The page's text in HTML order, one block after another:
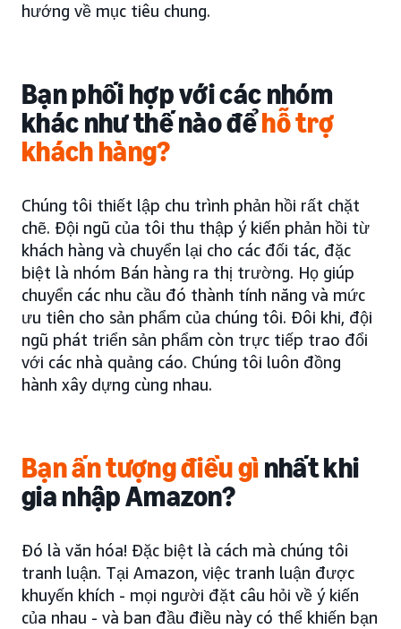
hướng về mục tiêu chung.
Bạn phối hợp với các nhóm
khác như thế nào đểhỗ trợ
khách hàng?
Chúng tôi thiết lập chu trình phản hồi rất chặt
chẽ. Đội ngũ của tôi thu thập ý kiến phản hồi từ
khách hàng và chuyển lại cho các đối tác, đặc
biệt là nhóm Bán hàng ra thị trường. Họ giúp
chuyển các nhu cầu đó thành tính năng và mức
ưu tiên cho sản phẩm của chúng tôi. Đôi khi, đội
ngũ phát triển sản phẩm còn trực tiếp trao đổi
với các nhà quảng cáo. Chúng tôi luôn đồng
hành xây dựng cùng nhau.
Bạn ấn tượngđiều gìnhất khi
gia nhập Amazon?
Đó là văn hóa! Đặc biệt là cách mà chúng tôi
tranh luận. Tại Amazon, việc tranh luận được
khuyến khích - mọi người đặt câu hỏi về ý kiến
của nhau - và ban đầu điều này có thể khiến bạn